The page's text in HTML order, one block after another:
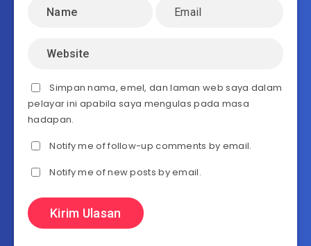
Simpan nama, emel, dan laman web saya dalam
pelayar ini apabila saya mengulas pada masa
hadapan.
Notify me of follow-up comments by email.
Notify me of new posts by email.